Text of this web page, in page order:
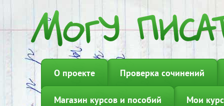
О проекте Проверка сочинений
Магазин курсов и пособий Мои